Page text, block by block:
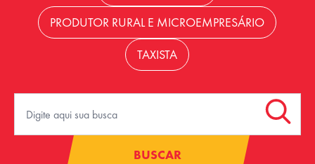
PRODUTOR RURAL E MICROEMPRESÁRIO
TAXISTA
BUSCAR